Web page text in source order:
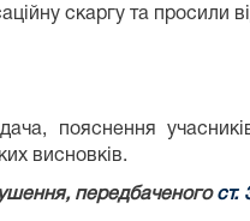
скаргу та просили
пояснення
висновків.
передбаченого ст.